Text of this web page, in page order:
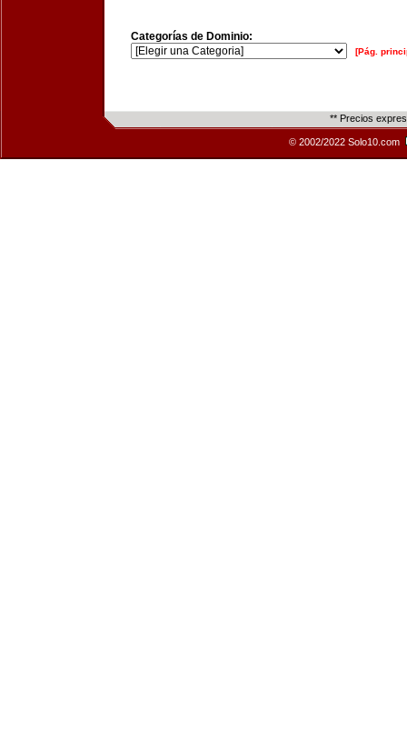
Categorías de Dominio:
[Pág.
** Precios
© 2002/2022 Solo10.com